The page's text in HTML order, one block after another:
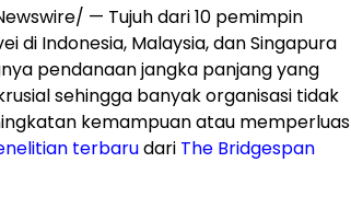
— Tujuh dari 10 pemimpin
di Indonesia, Malaysia, dan Singapura
pendanaan jangka panjang yang
sehingga banyak organisasi tidak
kemampuan atau memperluas
terbarudari The Bridgespan